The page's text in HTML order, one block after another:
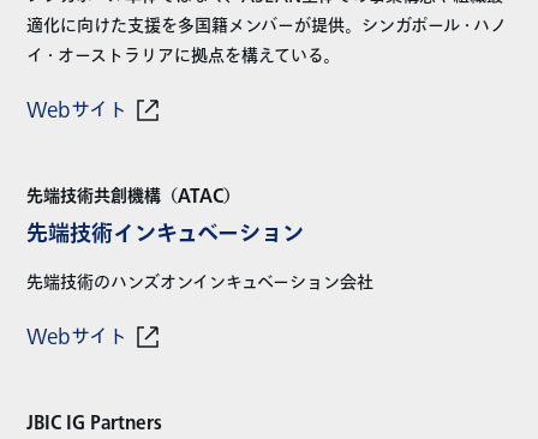
適化に向けた支援を多国籍メンバーが提供。シンガポール・ハノ
イ・オーストラリアに拠点を構えている。
Webサイト
先端技術インキュベーション
先端技術共創機構（ATAC）
先端技術のハンズオンインキュベーション会社
Webサイト
JBIC IG Partners